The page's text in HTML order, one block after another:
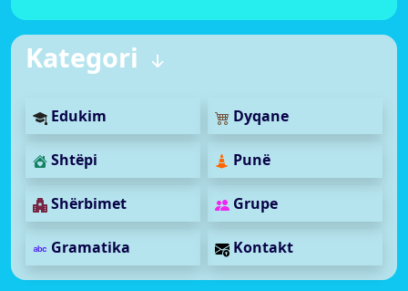
Kategori
Edukim Dyqane
Shtëpi Punë
Shërbimet Grupe
Gramatika Kontakt